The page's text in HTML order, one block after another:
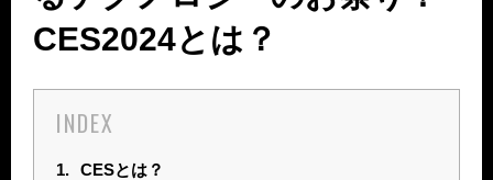
CES2024とは？
INDEX
1. CESとは？